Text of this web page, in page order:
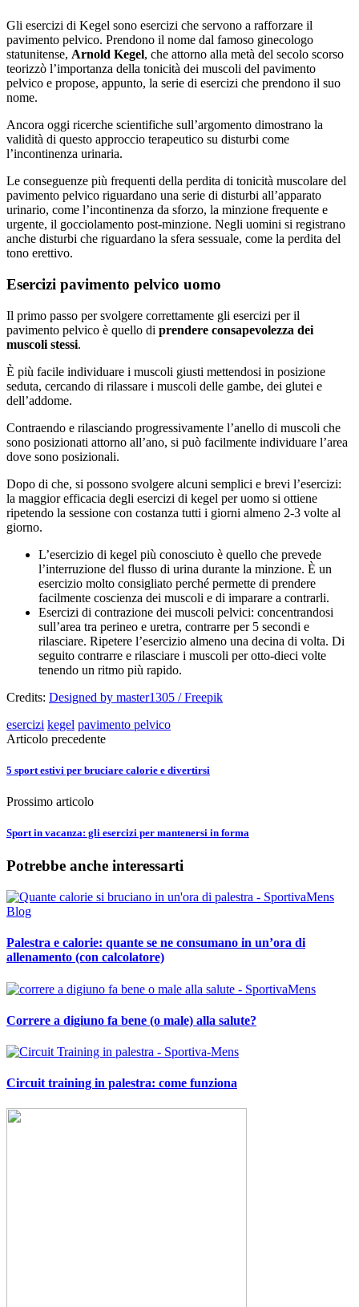
Gli esercizi di Kegel sono esercizi che servono a rafforzare il
pavimento pelvico. Prendono il nome dal famoso ginecologo
statunitense, Arnold Kegel, che attorno alla metà del secolo scorso
teorizzò l’importanza della tonicità dei muscoli del pavimento
pelvico e propose, appunto, la serie di esercizi che prendono il suo
nome.
Ancora oggi ricerche scientifiche sull’argomento dimostrano la
validità di questo approccio terapeutico su disturbi come
l’incontinenza urinaria.
Le conseguenze più frequenti della perdita di tonicità muscolare del
pavimento pelvico riguardano una serie di disturbi all’apparato
urinario, come l’incontinenza da sforzo, la minzione frequente e
urgente, il gocciolamento post-minzione. Negli uomini si registrano
anche disturbi che riguardano la sfera sessuale, come la perdita del
tono erettivo.
Esercizi pavimento pelvico uomo
Il primo passo per svolgere correttamente gli esercizi per il
pavimento pelvico è quello di prendere consapevolezza dei
muscoli stessi.
È più facile individuare i muscoli giusti mettendosi in posizione
seduta, cercando di rilassare i muscoli delle gambe, dei glutei e
dell’addome.
Contraendo e rilasciando progressivamente l’anello di muscoli che
sono posizionati attorno all’ano, si può facilmente individuare l’area
dove sono posizionali.
Dopo di che, si possono svolgere alcuni semplici e brevi l’esercizi:
la maggior efficacia degli esercizi di kegel per uomo si ottiene
ripetendo la sessione con costanza tutti i giorni almeno 2-3 volte al
giorno.
L’esercizio di kegel più conosciuto è quello che prevede
l’interruzione del flusso di urina durante la minzione. È un
esercizio molto consigliato perché permette di prendere
facilmente coscienza dei muscoli e di imparare a contrarli.
Esercizi di contrazione dei muscoli pelvici: concentrandosi
sull’area tra perineo e uretra, contrarre per 5 secondi e
rilasciare. Ripetere l’esercizio almeno una decina di volta. Di
seguito contrarre e rilasciare i muscoli per otto-dieci volte
tenendo un ritmo più rapido.
Credits: Designed by master1305 / Freepik
esercizi kegel pavimento pelvico
Articolo precedente
5 sport estivi per bruciare calorie e divertirsi
Prossimo articolo
Sport in vacanza: gli esercizi per mantenersi in forma
Potrebbe anche interessarti
Palestra e calorie: quante se ne consumano in un’ora di
allenamento (con calcolatore)
Correre a digiuno fa bene (o male) alla salute?
Circuit training in palestra: come funziona